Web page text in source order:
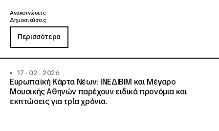
Ανακοινώσεις
Δημοσιεύσεις
Περισσότερα
17 · 02 · 2026
Ευρωπαϊκή Κάρτα Νέων: ΙΝΕΔΙΒΙΜ και Μέγαρο
Μουσικής Αθηνών παρέχουν ειδικά προνόμια και
εκπτώσεις για τρία χρόνια.